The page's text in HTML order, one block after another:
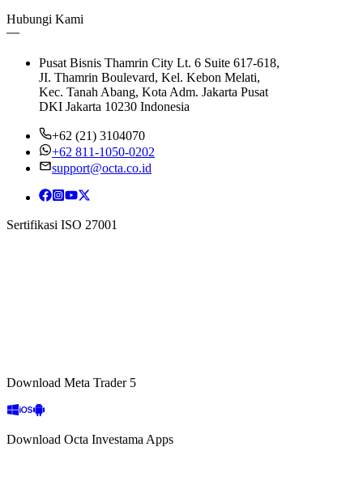
Hubungi Kami
Pusat Bisnis Thamrin City Lt. 6 Suite 617-618,
JI. Thamrin Boulevard, Kel. Kebon Melati,
Kec. Tanah Abang, Kota Adm. Jakarta Pusat
DKI Jakarta 10230 Indonesia
+62 (21) 3104070
+62 811-1050-0202
support@octa.co.id
Sertifikasi ISO 27001
Download Meta Trader 5
Download Octa Investama Apps